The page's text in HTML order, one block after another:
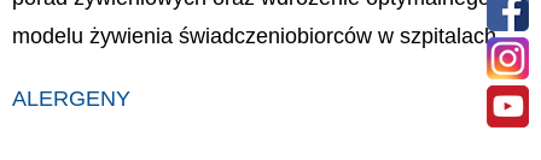
modelu żywienia świadczeniobiorców w szpitalach.
ALERGENY